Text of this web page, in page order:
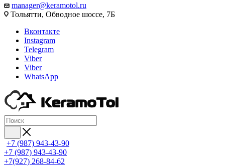
manager@keramotol.ru
Тольятти, Обводное шоссе, 7Б
Вконтакте
Instagram
Telegram
Viber
Viber
WhatsApp
+7 (987) 943-43-90
+7 (987) 943-43-90
+7(927) 268-84-62